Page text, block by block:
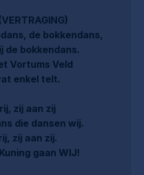
de bokkendans,
de bokkendans.
Vortums Veld
enkel telt.
zij aan zij
die dansen wij.
zij aan zij.
gaan WIJ!